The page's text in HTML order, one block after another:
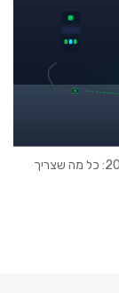
עמדת טעינה לרכב חשמלי — המדריך השלם 2026: כל מה שצריך